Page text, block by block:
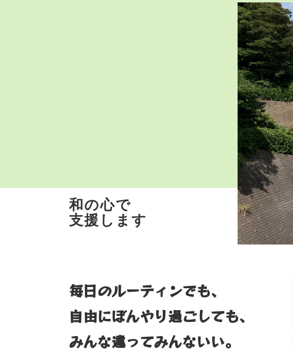
和の心で
支援します
毎日のルーティンでも、
自由にぼんやり過ごしても、
みんな違ってみんないい。